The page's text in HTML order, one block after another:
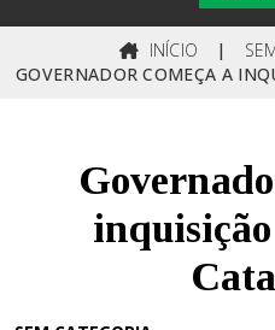
INÍCIO |
GOVERNADOR COMEÇA A